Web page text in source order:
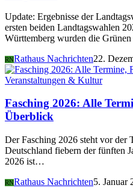
Update: Ergebnisse der
ersten beiden Landtagswahlen
Württemberg wurden die
RNRathaus Nachrichten22.
Veranstaltungen & Kultur
Fasching 2026: Alle
Überblick
Der Fasching 2026 steht vor
Deutschland fiebern der fünften
2026 ist…
RNRathaus Nachrichten5. Januar